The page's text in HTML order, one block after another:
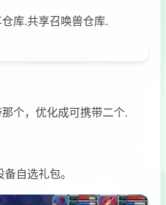
库.共享召唤兽仓库.
个，优化成可携带二个.
自选礼包。